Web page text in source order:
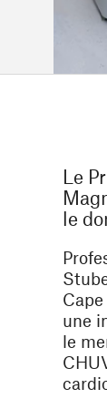
Le
le
une
le